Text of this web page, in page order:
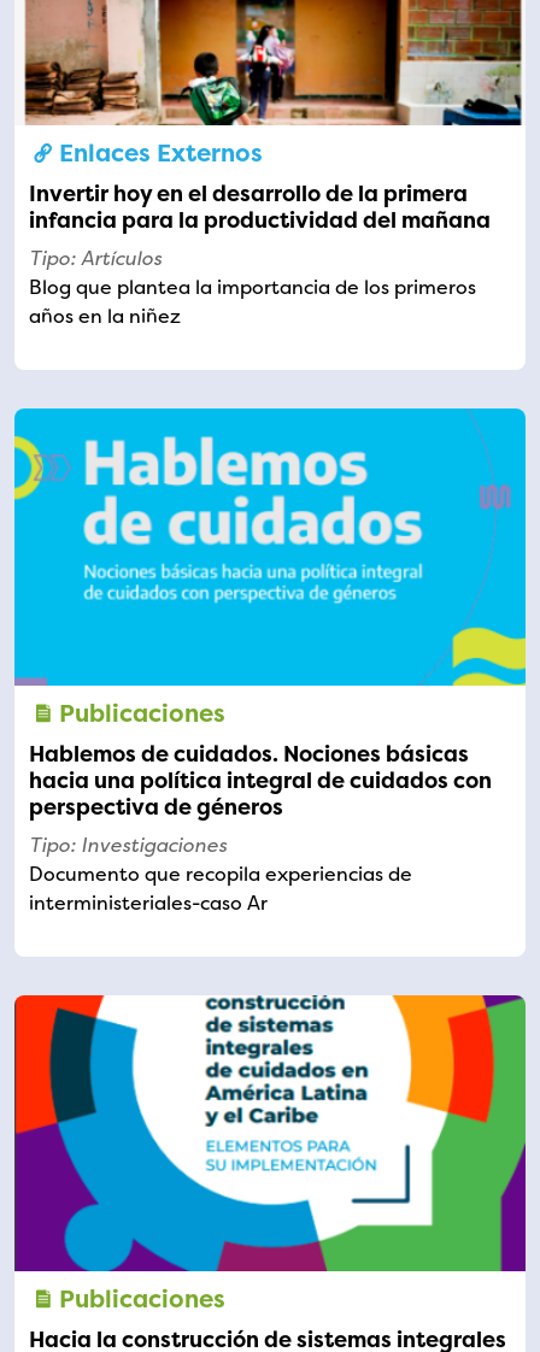
Enlaces Externos
Invertir hoy en el desarrollo de la primera
infancia para la productividad del mañana
Tipo: Artículos
Blog que plantea la importancia de los primeros
años en la niñez
Publicaciones
Hablemos de cuidados. Nociones básicas
hacia una política integral de cuidados con
perspectiva de géneros
Tipo: Investigaciones
Documento que recopila experiencias de
interministeriales-caso Ar
Publicaciones
Hacia la construcción de sistemas integrales